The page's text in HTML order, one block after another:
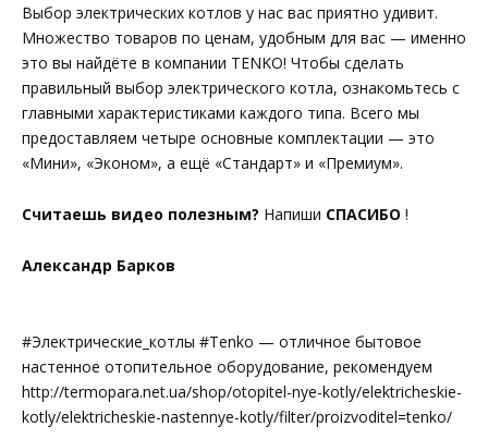
Выбор электрических котлов у нас вас приятно удивит.
Множество товаров по ценам, удобным для вас — именно
это вы найдёте в компании TENKO! Чтобы сделать
правильный выбор электрического котла, ознакомьтесь с
главными характеристиками каждого типа. Всего мы
предоставляем четыре основные комплектации — это
«Мини», «Эконом», а ещё «Стандарт» и «Премиум».
Считаешь видео полезным? Напиши СПАСИБО !
Александр Барков
#Электрические_котлы #Tenko — отличное бытовое
настенное отопительное оборудование, рекомендуем
http://termopara.net.ua/shop/otopitel-nye-kotly/elektricheskie-
kotly/elektricheskie-nastennye-kotly/filter/proizvoditel=tenko/